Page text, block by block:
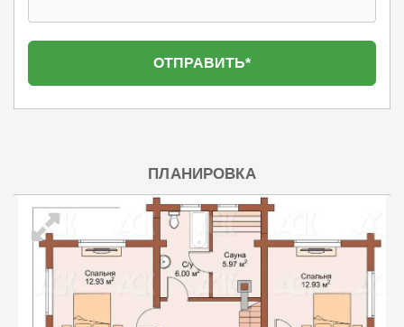
ПЛАНИРОВКА